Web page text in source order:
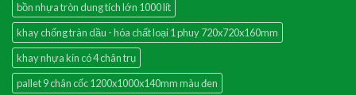
bồn nhựa tròn dung tích lớn 1000 lít
khay chống tràn dầu - hóa chất loại 1 phuy 720x720x160mm
khay nhựa kín có 4 chân trụ
pallet 9 chân cốc 1200x1000x140mm màu đen